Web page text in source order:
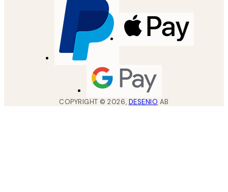
COPYRIGHT ©2026, DESENIO AB